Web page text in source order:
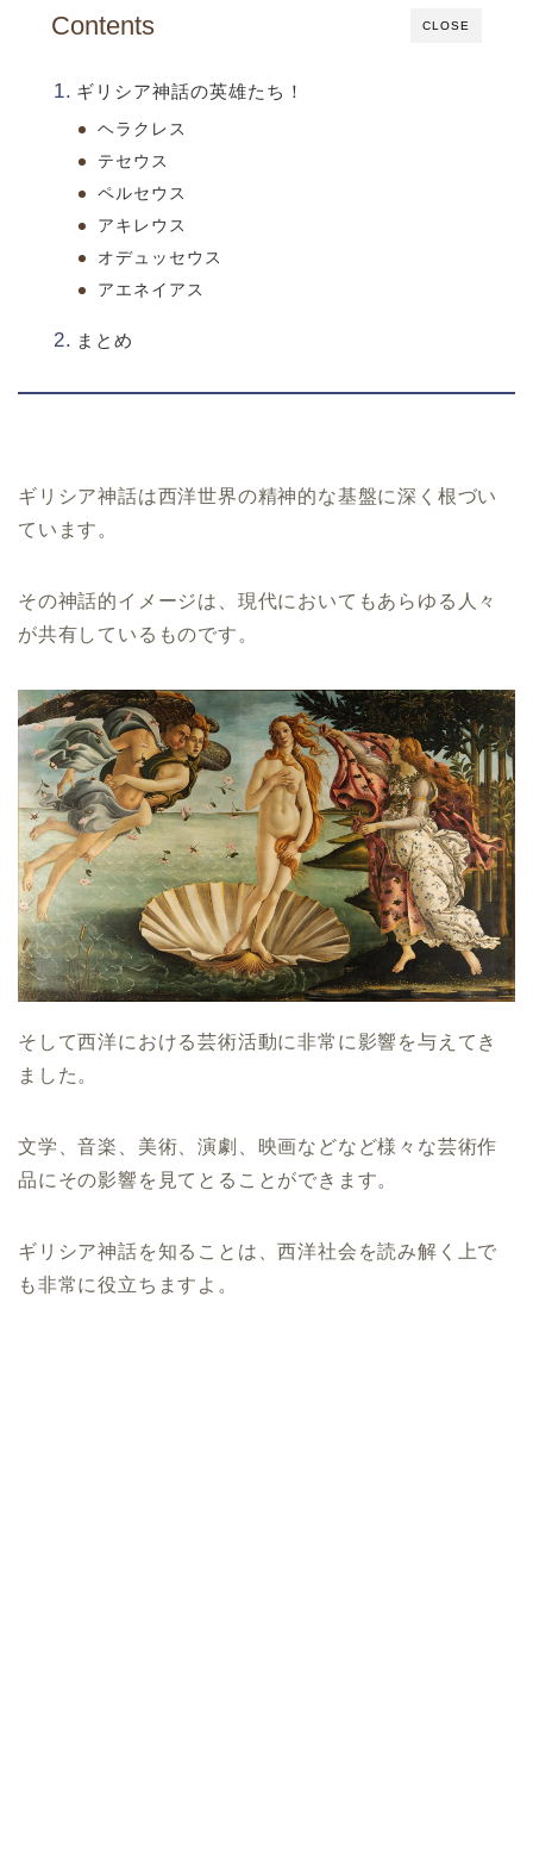
CLOSE
Contents
ギリシア神話の英雄たち！
ヘラクレス
テセウス
ペルセウス
アキレウス
オデュッセウス
アエネイアス
まとめ
ギリシア神話は西洋世界の精神的な基盤に深く根づい
ています。
その神話的イメージは、現代においてもあらゆる人々
が共有しているものです。
そして西洋における芸術活動に非常に影響を与えてき
ました。
文学、音楽、美術、演劇、映画などなど様々な芸術作
品にその影響を見てとることができます。
ギリシア神話を知ることは、西洋社会を読み解く上で
も非常に役立ちますよ。